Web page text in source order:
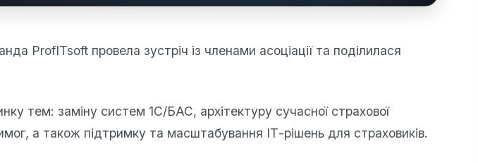
ProfITsoft провела зустріч із членами асоціації та поділилася
тем: заміну систем 1С/БАС, архітектуру сучасної страхової
а також підтримку та масштабування ІТ-рішень для страховиків.